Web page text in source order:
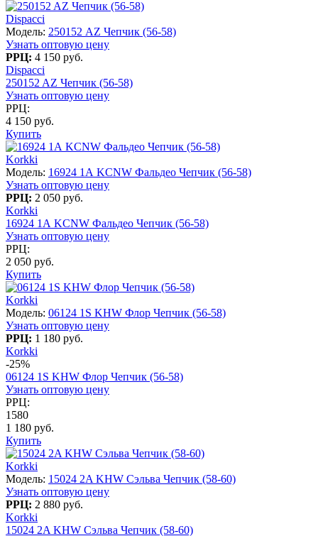
Dispacci
Модель: 250152 AZ Чепчик (56-58)
Узнать оптовую цену
РРЦ: 4 150 руб.
Dispacci
250152 AZ Чепчик (56-58)
Узнать оптовую цену
РРЦ:
4 150 руб.
Купить
Korkki
Модель: 16924 1А KCNW Фальдео Чепчик (56-58)
Узнать оптовую цену
РРЦ: 2 050 руб.
Korkki
16924 1А KCNW Фальдео Чепчик (56-58)
Узнать оптовую цену
РРЦ:
2 050 руб.
Купить
Korkki
Модель: 06124 1S KHW Флор Чепчик (56-58)
Узнать оптовую цену
РРЦ: 1 180 руб.
Korkki
-25%
06124 1S KHW Флор Чепчик (56-58)
Узнать оптовую цену
РРЦ:
1580
1 180 руб.
Купить
Korkki
Модель: 15024 2A KHW Сэльва Чепчик (58-60)
Узнать оптовую цену
РРЦ: 2 880 руб.
Korkki
15024 2A KHW Сэльва Чепчик (58-60)